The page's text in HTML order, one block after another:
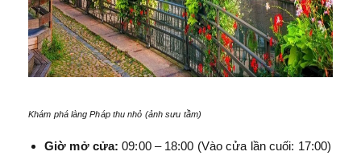
Khám phá làng Pháp thu nhỏ (ảnh sưu tầm)
Giờ mở cửa: 09:00 – 18:00 (Vào cửa lần cuối: 17:00)